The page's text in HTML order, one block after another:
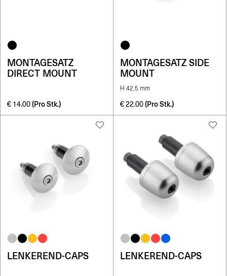
MONTAGESATZ
DIRECT MOUNT
€ 14.00 (Pro Stk.)
MONTAGESATZ SIDE
MOUNT
H 42,5 mm
€22.00 (Pro Stk.)
LENKEREND-CAPS LENKEREND-CAPS